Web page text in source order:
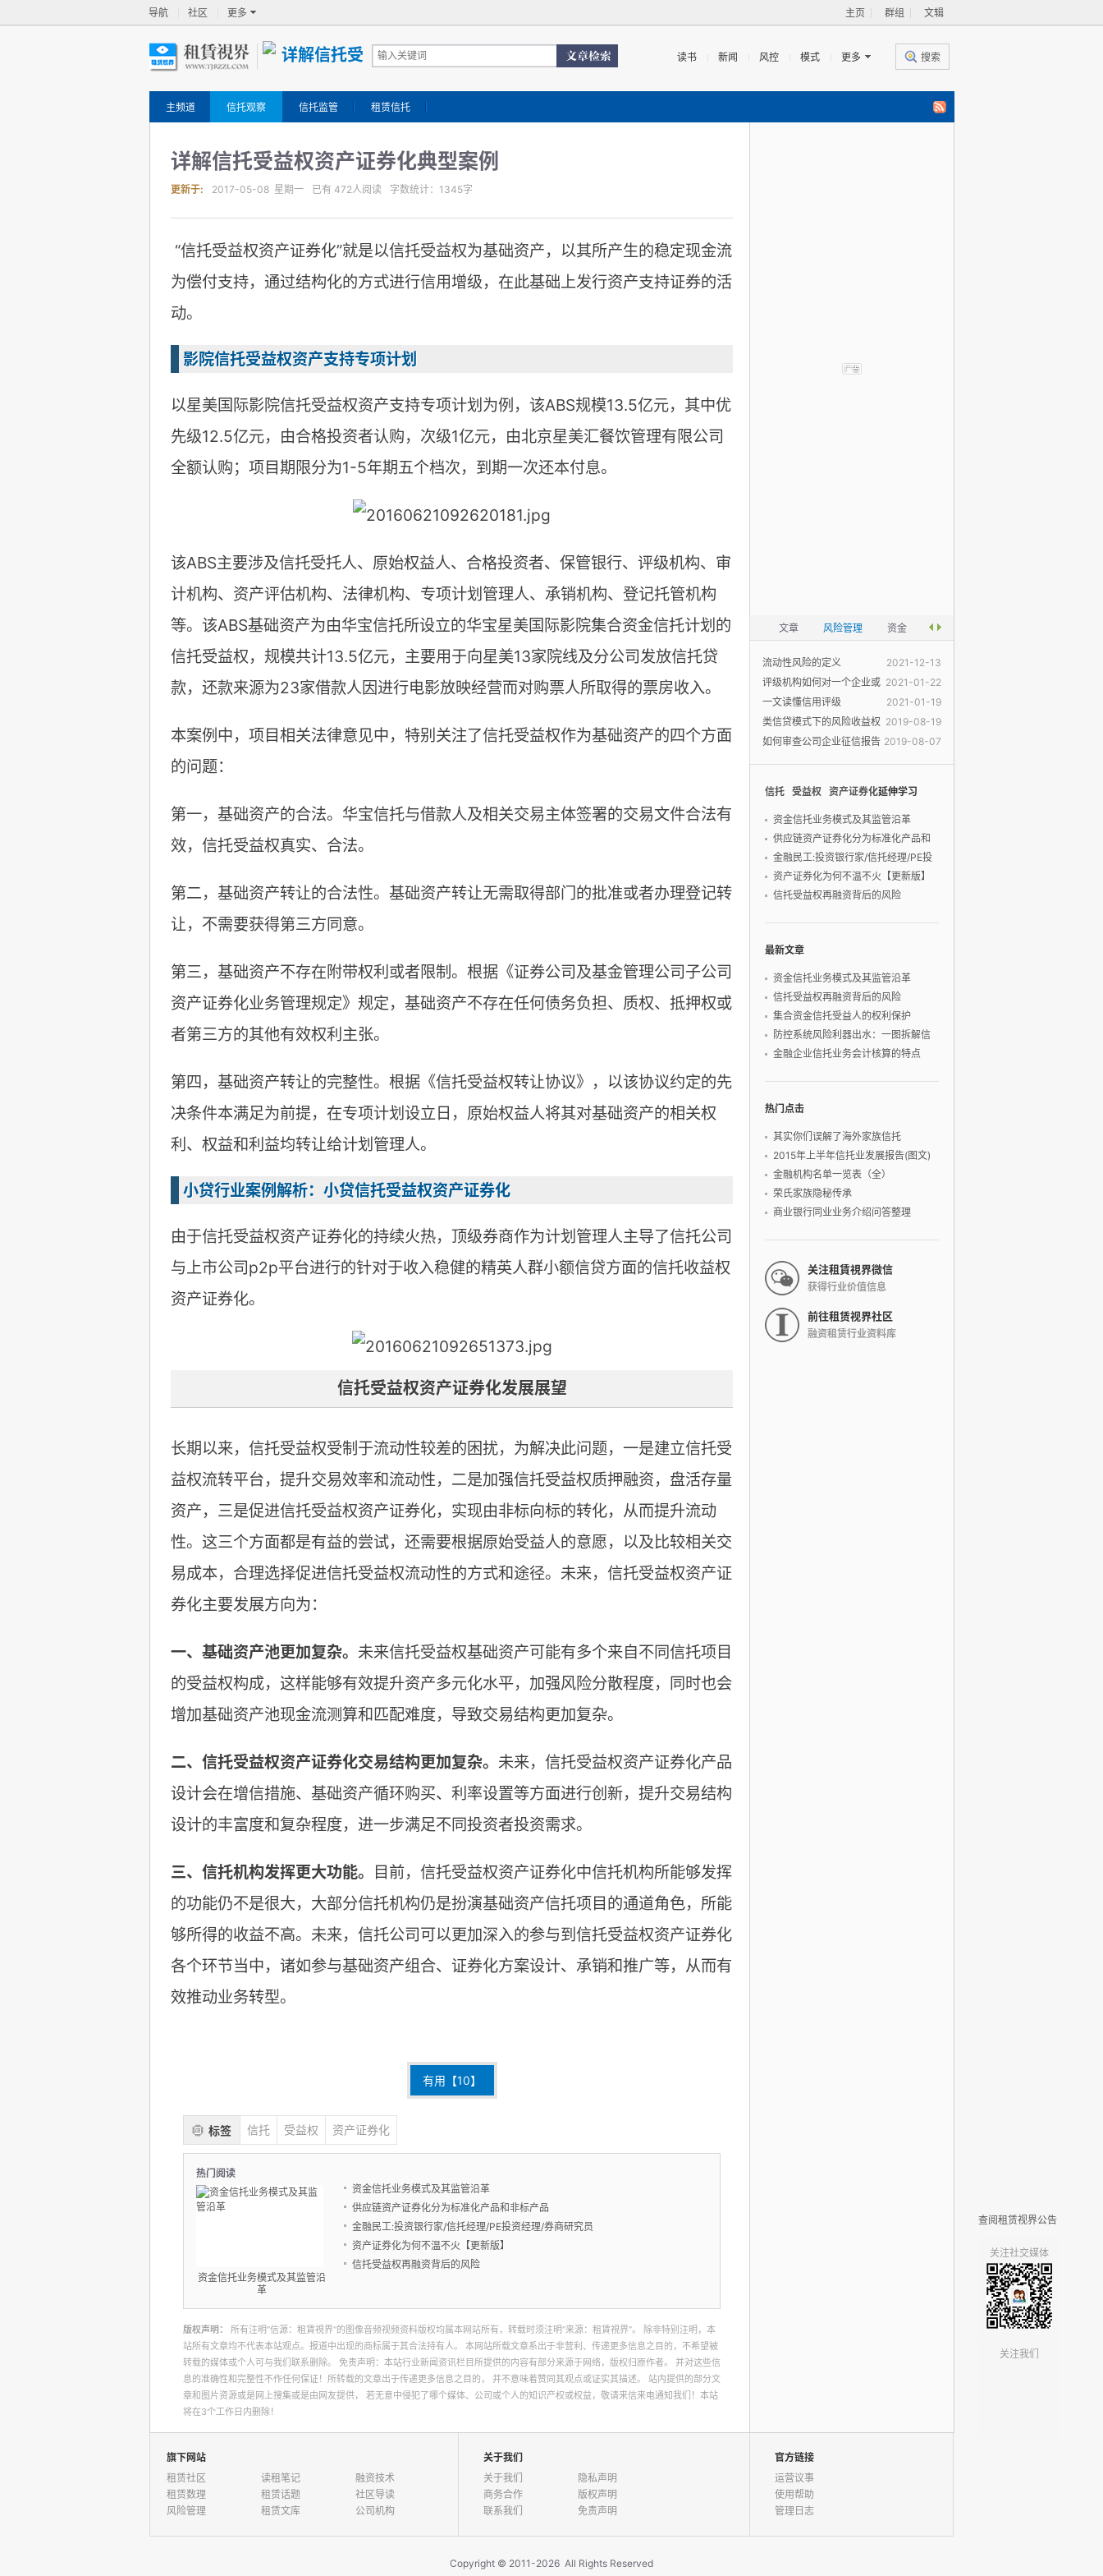
主页 群组 文辑
导航 社区 更多
搜索
读书 新闻 风控 模式 更多
主频道 信托观察 信托监管 租赁信托
详解信托受益权资产证券化典型案例
更新于: 2017-05-08 星期一 已有 472人阅读 字数统计：1345字
“信托受益权资产证券化”就是以信托受益权为基础资产，以其所产生的稳定现金流
为偿付支持，通过结构化的方式进行信用增级，在此基础上发行资产支持证券的活
动。
影院信托受益权资产支持专项计划
以星美国际影院信托受益权资产支持专项计划为例，该ABS规模13.5亿元，其中优
先级12.5亿元，由合格投资者认购，次级1亿元，由北京星美汇餐饮管理有限公司
全额认购；项目期限分为1-5年期五个档次，到期一次还本付息。
该ABS主要涉及信托受托人、原始权益人、合格投资者、保管银行、评级机构、审
计机构、资产评估机构、法律机构、专项计划管理人、承销机构、登记托管机构
等。该ABS基础资产为由华宝信托所设立的华宝星美国际影院集合资金信托计划的
信托受益权，规模共计13.5亿元，主要用于向星美13家院线及分公司发放信托贷
款，还款来源为23家借款人因进行电影放映经营而对购票人所取得的票房收入。
本案例中，项目相关法律意见中，特别关注了信托受益权作为基础资产的四个方面
的问题：
第一，基础资产的合法。华宝信托与借款人及相关交易主体签署的交易文件合法有
效，信托受益权真实、合法。
第二，基础资产转让的合法性。基础资产转让无需取得部门的批准或者办理登记转
让，不需要获得第三方同意。
第三，基础资产不存在附带权利或者限制。根据《证券公司及基金管理公司子公司
资产证券化业务管理规定》规定，基础资产不存在任何债务负担、质权、抵押权或
者第三方的其他有效权利主张。
第四，基础资产转让的完整性。根据《信托受益权转让协议》，以该协议约定的先
决条件本满足为前提，在专项计划设立日，原始权益人将其对基础资产的相关权
利、权益和利益均转让给计划管理人。
小贷行业案例解析：小贷信托受益权资产证券化
由于信托受益权资产证券化的持续火热，顶级券商作为计划管理人主导了信托公司
与上市公司p2p平台进行的针对于收入稳健的精英人群小额信贷方面的信托收益权
资产证券化。
信托受益权资产证券化发展展望
长期以来，信托受益权受制于流动性较差的困扰，为解决此问题，一是建立信托受
益权流转平台，提升交易效率和流动性，二是加强信托受益权质押融资，盘活存量
资产，三是促进信托受益权资产证券化，实现由非标向标的转化，从而提升流动
性。这三个方面都是有益的尝试，还需要根据原始受益人的意愿，以及比较相关交
易成本，合理选择促进信托受益权流动性的方式和途径。未来，信托受益权资产证
券化主要发展方向为：
一、基础资产池更加复杂。 未来信托受益权基础资产可能有多个来自不同信托项目
的受益权构成，这样能够有效提升资产多元化水平，加强风险分散程度，同时也会
增加基础资产池现金流测算和匹配难度，导致交易结构更加复杂。
二、信托受益权资产证券化交易结构更加复杂。 未来，信托受益权资产证券化产品
设计会在增信措施、基础资产循环购买、利率设置等方面进行创新，提升交易结构
设计的丰富度和复杂程度，进一步满足不同投资者投资需求。
三、信托机构发挥更大功能。
目前，信托受益权资产证券化中信托机构所能够发挥
的功能仍不是很大，大部分信托机构仍是扮演基础资产信托项目的通道角色，所能
够所得的收益不高。未来，信托公司可以更加深入的参与到信托受益权资产证券化
各个环节当中，诸如参与基础资产组合、证券化方案设计、承销和推广等，从而有
效推动业务转型。
有用【10】
标签 信托 受益权 资产证券化
热门阅读
资金信托业务模式及其监管沿
革
资金信托业务模式及其监管沿革
供应链资产证券化分为标准化产品和非标产品
金融民工:投资银行家/信托经理/PE投资经理/券商研究员
资产证券化为何不温不火【更新版】
信托受益权再融资背后的风险
版权声明：
所有注明”信源：租賃視界“的图像音频视频资料版权均属本网站所有，转载时须注明“来源：租賃視界”。 除非特别注明，本
站所有文章均不代表本站观点。报道中出现的商标属于其合法持有人。 本网站所载文章系出于非营利、传递更多信息之目的，不希望被
转载的媒体或个人可与我们联系删除。 免责声明：本站行业新闻资讯栏目所提供的内容有部分来源于网络，版权归原作者。 并对这些信
息的准确性和完整性不作任何保证！所转载的文章出于传递更多信息之目的， 并不意味着赞同其观点或证实其描述。 站内提供的部分文
章和图片资源或是网上搜集或是由网友提供， 若无意中侵犯了哪个媒体、公司或个人的知识产权或权益，敬请来信来电通知我们！本站
将在3个工作日内删除！
文章 风险管理 资金
2021-12-13
流动性风险的定义
2021-01-22
评级机构如何对一个企业或
一个产品
2021-01-19
一文读懂信用评级
2019-08-19
类信贷模式下的风险收益权
衡-融资租
2019-08-07
如何审查公司企业征信报告
(信用报告
信托 受益权 资产证券化延伸学习
资金信托业务模式及其监管沿革
供应链资产证券化分为标准化产品和
金融民工:投资银行家/信托经理/PE投
资产证券化为何不温不火【更新版】
信托受益权再融资背后的风险
最新文章
资金信托业务模式及其监管沿革
信托受益权再融资背后的风险
集合资金信托受益人的权利保护
防控系统风险利器出水：一图拆解信
托业保障基金
金融企业信托业务会计核算的特点
热门点击
其实你们误解了海外家族信托
2015年上半年信托业发展报告(图文)
金融机构名单一览表（全）
荣氏家族隐秘传承
商业银行同业业务介绍问答整理
关注租賃視界微信
获得行业价值信息
前往租赁视界社区
融资租赁行业资料库
查阅租赁视界公告
关注社交媒体
关注我们
旗下网站
租赁社区
租赁数理
风险管理
读租笔记
租赁话题
租赁文库
融资技术
社区导读
公司机构
关于我们
关于我们
商务合作
联系我们
隐私声明
版权声明
免责声明
官方链接
运营议事
使用帮助
管理日志
Copyright © 2011-2026 All Rights Reserved